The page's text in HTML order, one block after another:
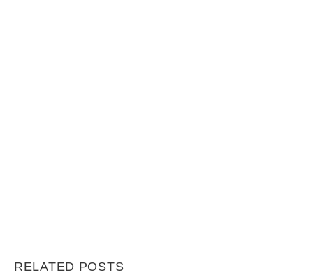
RELATED POSTS